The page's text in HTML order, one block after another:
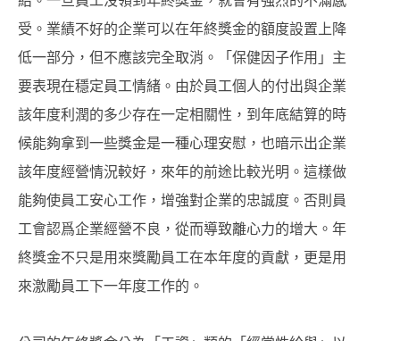
受。業績不好的企業可以在年終獎金的額度設置上降
低一部分，但不應該完全取消。「保健因子作用」主
要表現在穩定員工情緒。由於員工個人的付出與企業
該年度利潤的多少存在一定相關性，到年底結算的時
候能夠拿到一些獎金是一種心理安慰，也暗示出企業
該年度經營情況較好，來年的前途比較光明。這樣做
能夠使員工安心工作，增強對企業的忠誠度。否則員
工會認爲企業經營不良，從而導致離心力的增大。年
終獎金不只是用來獎勵員工在本年度的貢獻，更是用
來激勵員工下一年度工作的。